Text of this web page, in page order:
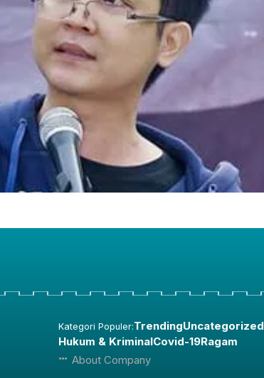
Kategori Populer:TrendingUncategorized
Hukum & KriminalCovid-19Ragam
About Company